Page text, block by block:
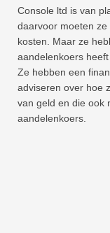
Console ltd is van
daarvoor moeten
kosten. Maar ze
aandelenkoers
Ze hebben een
adviseren over hoe
van geld en die ook
aandelenkoers.